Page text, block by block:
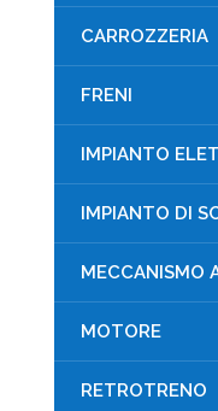
CARROZZERIA
FRENI
IMPIANTO
IMPIANTO DI
MECCANISMO
MOTORE
RETROTRENO